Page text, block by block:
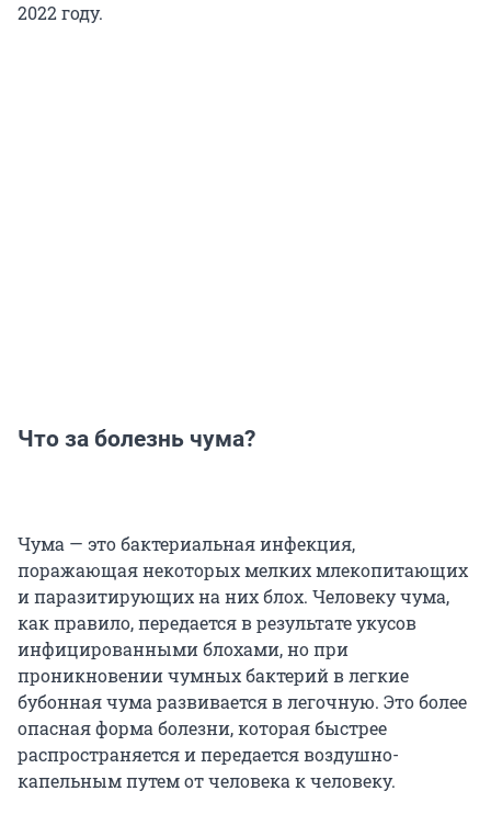
2022 году.
Что за болезнь чума?
Чума — это бактериальная инфекция,
поражающая некоторых мелких млекопитающих
и паразитирующих на них блох. Человеку чума,
как правило, передается в результате укусов
инфицированными блохами, но при
проникновении чумных бактерий в легкие
бубонная чума развивается в легочную. Это более
опасная форма болезни, которая быстрее
распространяется и передается воздушно-
капельным путем от человека к человеку.